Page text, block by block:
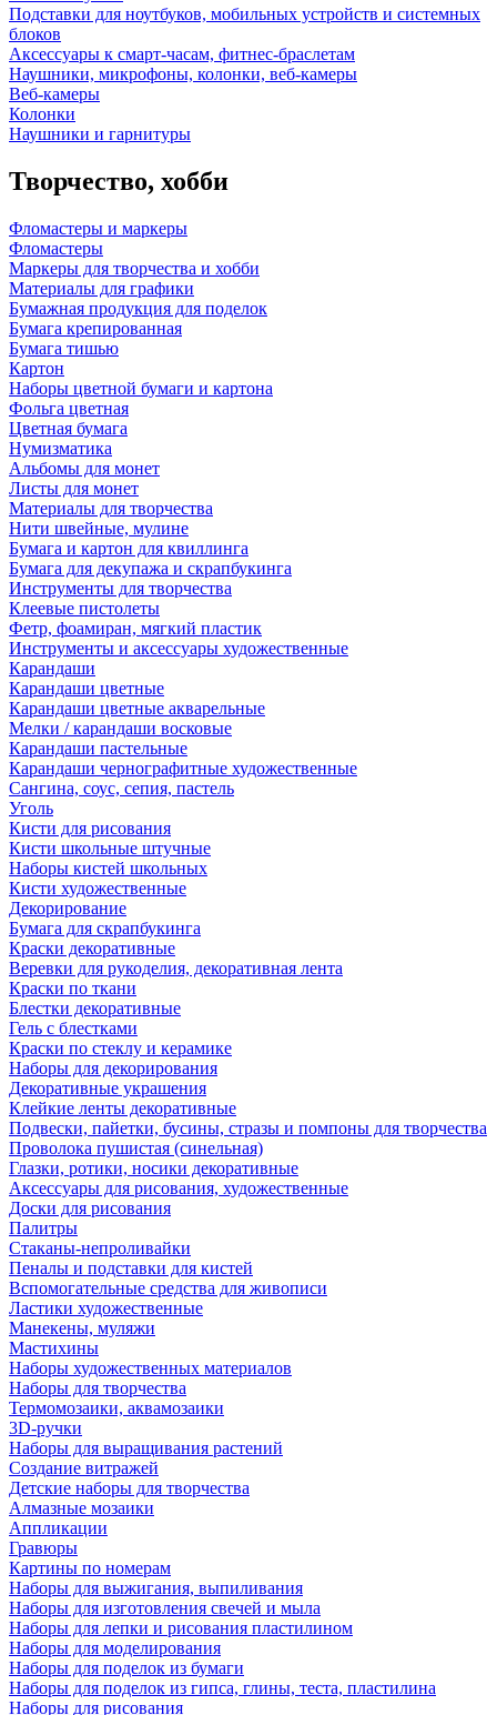
Подставки для ноутбуков, мобильных устройств и системных
блоков
Аксессуары к смарт-часам, фитнес-браслетам
Наушники, микрофоны, колонки, веб-камеры
Веб-камеры
Колонки
Наушники и гарнитуры
Творчество, хобби
Фломастеры и маркеры
Фломастеры
Маркеры для творчества и хобби
Материалы для графики
Бумажная продукция для поделок
Бумага крепированная
Бумага тишью
Картон
Наборы цветной бумаги и картона
Фольга цветная
Цветная бумага
Нумизматика
Альбомы для монет
Листы для монет
Материалы для творчества
Нити швейные, мулине
Бумага и картон для квиллинга
Бумага для декупажа и скрапбукинга
Инструменты для творчества
Клеевые пистолеты
Фетр, фоамиран, мягкий пластик
Инструменты и аксессуары художественные
Карандаши
Карандаши цветные
Карандаши цветные акварельные
Мелки / карандаши восковые
Карандаши пастельные
Карандаши чернографитные художественные
Сангина, соус, сепия, пастель
Уголь
Кисти для рисования
Кисти школьные штучные
Наборы кистей школьных
Кисти художественные
Декорирование
Бумага для скрапбукинга
Краски декоративные
Веревки для рукоделия, декоративная лента
Краски по ткани
Блестки декоративные
Гель с блестками
Краски по стеклу и керамике
Наборы для декорирования
Декоративные украшения
Клейкие ленты декоративные
Подвески, пайетки, бусины, стразы и помпоны для творчества
Проволока пушистая (синельная)
Глазки, ротики, носики декоративные
Аксессуары для рисования, художественные
Доски для рисования
Палитры
Стаканы-непроливайки
Пеналы и подставки для кистей
Вспомогательные средства для живописи
Ластики художественные
Манекены, муляжи
Мастихины
Наборы художественных материалов
Наборы для творчества
Термомозаики, аквамозаики
3D-ручки
Наборы для выращивания растений
Создание витражей
Детские наборы для творчества
Алмазные мозаики
Аппликации
Гравюры
Картины по номерам
Наборы для выжигания, выпиливания
Наборы для изготовления свечей и мыла
Наборы для лепки и рисования пластилином
Наборы для моделирования
Наборы для поделок из бумаги
Наборы для поделок из гипса, глины, теста, пластилина
Наборы для рисования